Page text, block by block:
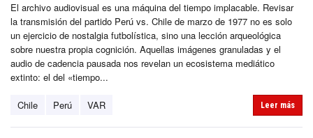
El archivo audiovisual es una máquina del tiempo implacable. Revisar
la transmisión del partido Perú vs. Chile de marzo de 1977 no es solo
un ejercicio de nostalgia futbolística, sino una lección arqueológica
sobre nuestra propia cognición. Aquellas imágenes granuladas y el
audio de cadencia pausada nos revelan un ecosistema mediático
extinto: el del «tiempo...
Chile Perú VAR Leer más